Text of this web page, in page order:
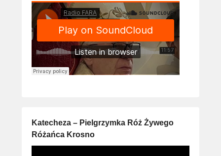
Katecheza – Pielgrzymka Róż Żywego
Różańca Krosno